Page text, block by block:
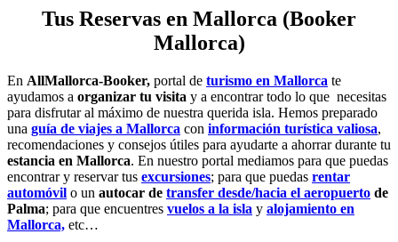
Tus Reservas en Mallorca (Booker
Mallorca)
En AllMallorca-Booker, portal de turismo en Mallorca te
ayudamos a organizar tu visita y a encontrar todo lo que necesitas
para disfrutar al máximo de nuestra querida isla. Hemos preparado
una guía de viajes a Mallorca con información turística valiosa,
recomendaciones y consejos útiles para ayudarte a ahorrar durante tu
estancia en Mallorca. En nuestro portal mediamos para que puedas
encontrar y reservar tus excursiones; para que puedas rentar
automóvil o un autocar de transfer desde/hacia el aeropuerto de
Palma; para que encuentres vuelos a la isla y alojamiento en
Mallorca, etc…